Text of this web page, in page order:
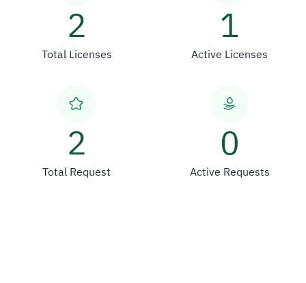
2
Total Licenses
1
Active Licenses
2
Total Request
0
Active Requests